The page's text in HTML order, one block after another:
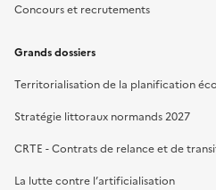
Concours et recrutements
Grands dossiers
Territorialisation de la planification
Stratégie littoraux normands 2027
CRTE - Contrats de relance et de
La lutte contre l’artificialisation